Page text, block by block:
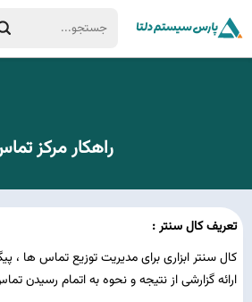
راهکار مرکز
تعریف کال سنتر :
کال سنتر ابزاری برای مدیریت توزیع تماس ها ،
ارائه گزارشی از نتیجه و نحوه به اتمام رسیدن